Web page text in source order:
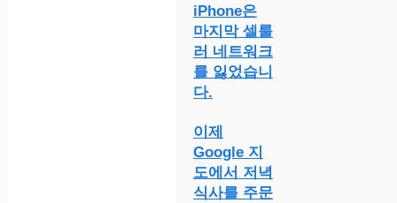
iPhone은
마지막 셀룰
러 네트워크
를 잃었습니
다.
이제
Google 지
도에서 저녁
식사를 주문